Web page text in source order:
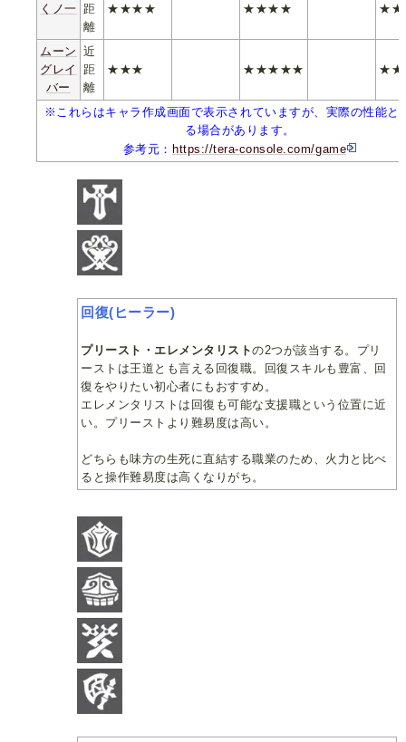
くノ一 距
離
★★★★ ★★★★
ムーン
グレイ
バー
近
距
離
★★★ ★★★★★
※これらはキャラ作成画面で表示されていますが、実際の性能と
る場合があります。
参考元： https://tera-console.com/game
回復(ヒーラー)
プリースト・エレメンタリストの2つが該当する。プリ
ーストは王道とも言える回復職。回復スキルも豊富、回
復をやりたい初心者にもおすすめ。
エレメンタリストは回復も可能な支援職という位置に近
い。プリーストより難易度は高い。
どちらも味方の生死に直結する職業のため、火力と比べ
ると操作難易度は高くなりがち。